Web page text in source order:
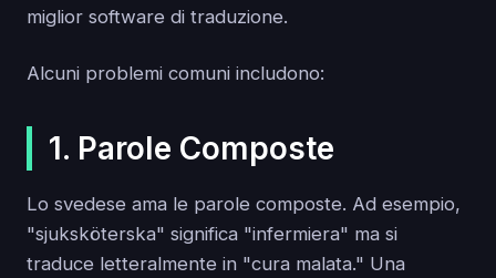
miglior software di traduzione.
Alcuni problemi comuni includono:
1. Parole Composte
Lo svedese ama le parole composte. Ad esempio,
"sjuksköterska" significa "infermiera" ma si
traduce letteralmente in "cura malata." Una